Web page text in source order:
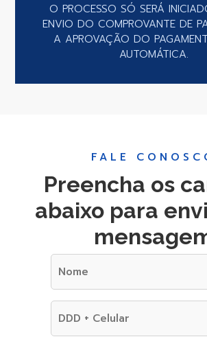
O PROCESSO SÓ SERÁ
ENVIO DO COMPROVANTE DE
A APROVAÇÃO DO
AUTOMÁTICA.
FALE
Preencha os
abaixo para